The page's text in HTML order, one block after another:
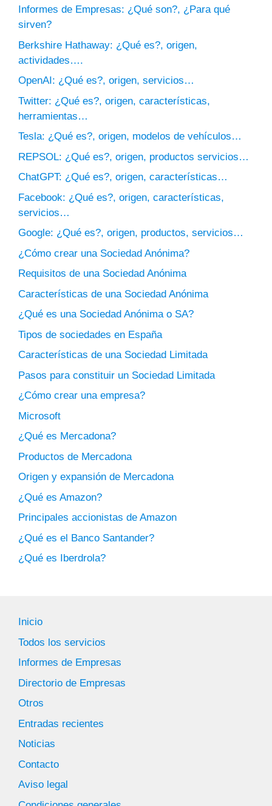
Informes de Empresas: ¿Qué son?, ¿Para qué
sirven?
Berkshire Hathaway: ¿Qué es?, origen,
actividades….
OpenAI: ¿Qué es?, origen, servicios…
Twitter: ¿Qué es?, origen, características,
herramientas…
Tesla: ¿Qué es?, origen, modelos de vehículos…
REPSOL: ¿Qué es?, origen, productos servicios…
ChatGPT: ¿Qué es?, origen, características…
Facebook: ¿Qué es?, origen, características,
servicios…
Google: ¿Qué es?, origen, productos, servicios…
¿Cómo crear una Sociedad Anónima?
Requisitos de una Sociedad Anónima
Características de una Sociedad Anónima
¿Qué es una Sociedad Anónima o SA?
Tipos de sociedades en España
Características de una Sociedad Limitada
Pasos para constituir un Sociedad Limitada
¿Cómo crear una empresa?
Microsoft
¿Qué es Mercadona?
Productos de Mercadona
Origen y expansión de Mercadona
¿Qué es Amazon?
Principales accionistas de Amazon
¿Qué es el Banco Santander?
¿Qué es Iberdrola?
Inicio
Todos los servicios
Informes de Empresas
Directorio de Empresas
Otros
Entradas recientes
Noticias
Contacto
Aviso legal